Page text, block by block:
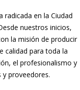
radicada en la Ciudad
nuestros inicios,
la misión de producir
calidad para toda la
el profesionalismo y
proveedores.